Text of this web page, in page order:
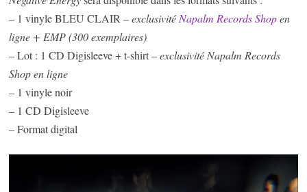
– 1 vinyle BLEU CLAIR –exclusivité Napalm Records Shopen
ligne + EMP (300 exemplaires)
– Lot : 1 CD Digisleeve + t-shirt –exclusivité Napalm Records
Shop en ligne
– 1 vinyle noir
– 1 CD Digisleeve
– Format digital